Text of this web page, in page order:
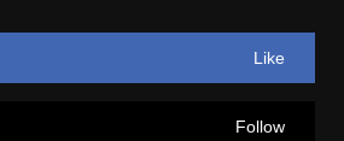
Like
Follow